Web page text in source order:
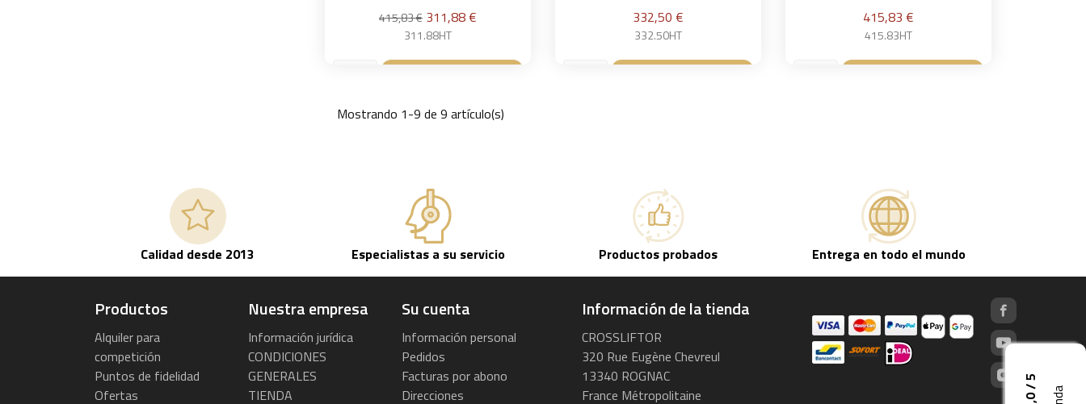
5,0 / 5
Precio
415,83 € Precio
311,88 €
311.88HT
Precio
332,50 €
332.50HT
Precio
415,83 €
415.83HT
Mostrando 1-9 de 9 artículo(s)
Calidad desde 2013 Especialistas a su servicio Productos probados Entrega en todo el mundo
Productos
Alquiler para
competición
Puntos de fidelidad
Ofertas
Nuestra empresa
Información jurídica
CONDICIONES
GENERALES
TIENDA
Su cuenta
Información personal
Pedidos
Facturas por abono
Direcciones
Información de la tienda
CROSSLIFTOR
320 Rue Eugène Chevreul
13340 ROGNAC
France Métropolitaine